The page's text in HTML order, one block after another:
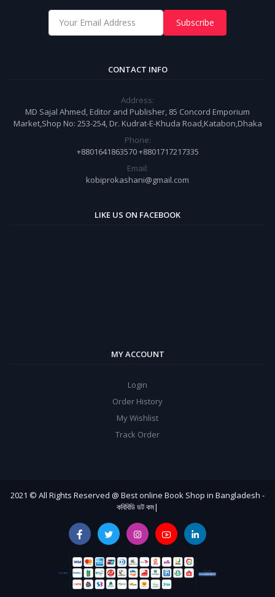
Subscribe
CONTACT INFO
Address:
MD Sajal Ahmed, Editor and Publisher, 85 Concord Emporium
Market,Shop No: 253-254, Dr. Kudrat-E-Khuda Road,Katabon,Dhaka
Phone:
+8801641863570 +8801717217335
Email:
kobiprokashani@gmail.com
LIKE US ON FACEBOOK
MY ACCOUNT
Login
Order History
My Wishlist
Track Order
2021 © All Rights Reserved @ Best online Book Shop in Bangladesh -
কবিবিডি ডট কম|